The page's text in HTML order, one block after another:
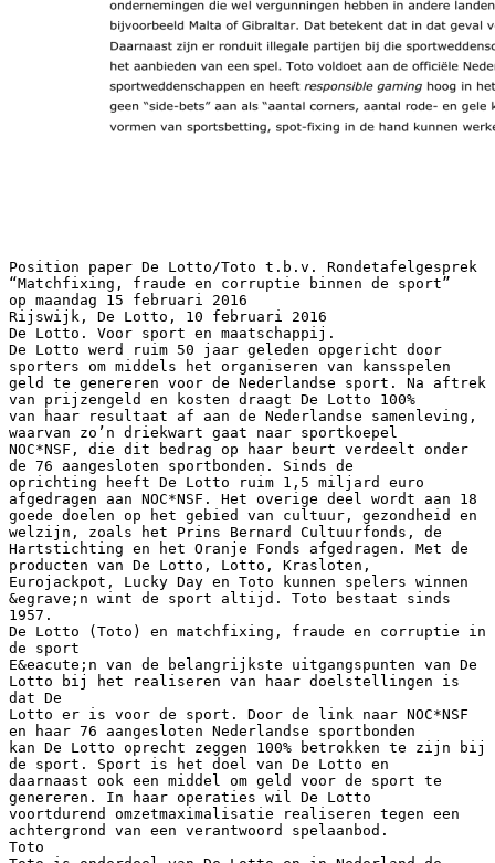
Position paper De Lotto/Toto t.b.v. Rondetafelgesprek “Matchfixing, fraude en corruptie binnen de sport” op maandag 15 februari 2016 Rijswijk, De Lotto, 10 februari 2016 De Lotto. Voor sport en maatschappij. De Lotto werd ruim 50 jaar geleden opgericht door sporters om middels het organiseren van kansspelen geld te genereren voor de Nederlandse sport. Na aftrek van prijzengeld en kosten draagt De Lotto 100% van haar resultaat af aan de Nederlandse samenleving, waarvan zo’n driekwart gaat naar sportkoepel NOC*NSF, die dit bedrag op haar beurt verdeelt onder de 76 aangesloten sportbonden. Sinds de oprichting heeft De Lotto ruim 1,5 miljard euro afgedragen aan NOC*NSF. Het overige deel wordt aan 18 goede doelen op het gebied van cultuur, gezondheid en welzijn, zoals het Prins Bernard Cultuurfonds, de Hartstichting en het Oranje Fonds afgedragen. Met de producten van De Lotto, Lotto, Krasloten, Eurojackpot, Lucky Day en Toto kunnen spelers winnen &egrave;n wint de sport altijd. Toto bestaat sinds 1957. De Lotto (Toto) en matchfixing, fraude en corruptie in de sport E&eacute;n van de belangrijkste uitgangspunten van De Lotto bij het realiseren van haar doelstellingen is dat De Lotto er is voor de sport. Door de link naar NOC*NSF en haar 76 aangesloten Nederlandse sportbonden kan De Lotto oprecht zeggen 100% betrokken te zijn bij de sport. Sport is het doel van De Lotto en daarnaast ook een middel om geld voor de sport te genereren. In haar operaties wil De Lotto voortdurend omzetmaximalisatie realiseren tegen een achtergrond van een verantwoord spelaanbod. Toto Toto is onderdeel van De Lotto en in Nederland de enige partij met een vergunning van de overheid om sportweddenschappen aan te bieden. In Nederland is er nog geen wetgeving op het gebied van online gaming, waardoor online gaming in Nederland niet toegestaan is. De Lotto heeft in haar vergunning toestemming om haar kansspelen ook via e-commercie aan te bieden, wat betekent dat De Lotto internet mag gebruiken als aanvullend verkoopkanaal voor het aanbod in de winkel (Krasloten uitgesloten). Dat geldt ook voor Toto. Alle andere aanbieders van sportweddenschappen die zich (via internet) op de Nederlandse markt richten, doen dit zonder vergunning. Veelal gaat het om internationale ondernemingen die wel vergunningen hebben in andere landen. Deze ondernemingen opereren vanuit bijvoorbeeld Malta of Gibraltar. Dat betekent dat in dat geval veel geld wegvloeit uit Nederland. Daarnaast zijn er ronduit illegale partijen bij die sportweddenschappen gebruiken voor andere doelen dan het aanbieden van een spel. Toto voldoet aan de offici&euml;le Nederlandse regelgeving op het gebied van sportweddenschappen en heeft responsible gaming hoog in het vaandel staan. Toto biedt bijvoorbeeld geen “side-bets” aan als “aantal corners, aantal rode- en gele kaarten, minuut 1e inworp etc. omdat deze vormen van sportsbetting, spot-fixing in de hand kunnen werken. Dit is een vorm waarbij een fixer een 1 regeling met een speler probeert te treffen op de uitkomst van specifiek actie in de wedstrijd. Ook kun je bij Toto niet wedden op wedstrijden met amateursporters of op voetbalwedstrijden uit de Nederlandse Topklasse. Toto bepaalt op basis van een aantal argumenten om sporten wel of niet aan te bieden, afwegingen die gemaakt worden zijn:  Is de sport commercieel aantrekkelijk en aantrekkelijk voor de speler om geld in te zetten op uitslagen?  Is de sport financieel gezond en zitten sporters in een kwetsbare positie waardoor zij misbruikt kunnen worden voor matchfixing?  Hebben wij de kennis en knowhow in huis om passende quoteringen te bepalen?  Kunnen we be&iuml;nvloedbare wedopties uitsluiten?  Heeft De Lotto belang of betrokkenheid bij een gesponsorde sportploegen (dus geen wielrennen vanwege Team LottoNL-Jumbo). Voor De Lotto/Toto is een belangrijk uitgangspunt: het voorspellen van wedstrijduitslagen, het spelen van Toto, doe je voor je plezier. Quoteringen, de procentuele winst- en uitkeringskansen van spelers bij bepaalde inzetten, zijn bij Toto de laatste jaren steeds scherper geworden. Daardoor kunnen spelers ook bij Toto forse prijzen winnen. Het bepalen van de quoteringen is complex. Inleggen van spelers worden 24/7 gemonitord. Indien we afwijkend spelgedrag waarnemen (hoge inleg op een bepaalde wedstrijd of afwijkende uitslag), kunnen wij besluiten de inleg (tijdelijk) stop/stil te zetten/leggen. Om de integriteit van haar kansspelen te bewaken werkt De Lotto/Toto wereldwijd nauw samen met haar buitenlandse collega’s in het Global Lotteries Monitoring System (GLMS). Dit systeem signaleert mogelijke onregelmatigheden in het gokgedrag op voetbalwedstrijden. Bij onregelmatigheden wordt dit gemeld bij de FIFA, UEFA (in het geval van voetbal), IOC of bij de nationale- sportbonden en kansspelautoriteiten. Toto levert geen bewijs voor onrechtmatige daden/criminele activiteiten, maar geeft wel signalen af op basis waarvan onderzoek hiernaar kan worden gestart. Responsible gaming Als vergunninghouder ziet De Lotto het als haar taak om de integriteit van haar kansspelen te bewaken en binnen de wettelijke kaders op een betrouwbare manier haar kansspelen; Lotto, Toto, Lucky Day, Eurojackpot en Krasloten aan te bieden. Voor alle producten van De Lotto geldt dat ze niet mogen worden verkocht aan spelers onder de 18 jaar. Om dit extra zichtbaar te maken voert De Lotto op haar consumentenuitingen een 18+ logo. Daarnaast worden retailers van materialen, tips en trics voorzien hoe zij op een verantwoorde manier hun producten kunnen verkopen 2 Matchfixing Matchfixing is niet nieuw. Recentelijk zijn nieuwe gevallen in het nieuws gekomen, maar de eerste bekende gevallen en veroordelingen dateren al uit 1915 toen Manchester United tegen Liverpool speelde en spelers de uitslag manipuleerden en 1918 toen spelers van Chicago White Sox in opdracht van fixers een heel seizoen in baseball manipuleerden. De Lotto is verheugd dat de overheid de afgelopen jaren meer aandacht heeft voor matchfixing, fraude en corruptie binnen de sport. En ook maatregelen heeft genomen om deze problemen aan te pakken. Tot de eerste hoorzitting van de Tweede Kamer vond De Lotto weinig gehoor bij Nederlandse instanties en autoriteiten over dit dossier. Matchfixing en fraude in welke vorm dan ook brengt de sport in diskrediet. Escalatie dient voorkomen te worden. Oplossingen en houdbare maatregelen zijn alleen succesvol wanneer (alle) betrokken partijen gezamenlijk en intensief met elkaar samenwerken. De aandacht die er nu voor is en het instellen van het Nationaal Platform Matchfixing (waar De Lotto zitting in heeft), maakt het mogelijk dat betrokken partijen nu gezamenlijk aan tafel zitten om het probleem te bespreken en maatregelen te treffen. Integer aanbod Bij de introductie door De Lotto van het zogenaamde fixed odds betting in 1992 (het product heette toen Toto-Select) werd al door buitenlandse partijen gewaarschuwd dat het spel gebruikt kan worden voor frauduleuze doeleinden. En dat dit met name in lagere divisies voorkwam. Hier werden spelers omgekocht om wedstrijden ten gunste van matchfixers te be&iuml;nvloeden.  De Lotto heeft vervolgens afspraken gemaakt met KNVB (begin jaren negentig) om verdachte wedpatronen te melden. Andersom raadpleegde KNVB De Lotto in het geval er sprake was van verdachte omstandigheden op de voetbalvelden.  De Lotto was, samen met het Deense Danske Spil, in 1999 initiatiefnemer van een internationaal monitoringssysteem voor verdachte wedpatronen.  De Lotto stond ook aan de basis van professionalisering van een monitoringsysteem onder de vlag van European Lotteries, EL (De Overkoepelende Europese organisatie van nationale loterijen). Dit resulteerde in 2009 in de European Loteries Monitoring Systeem (ELMS), een monitoring systeem voor onregelmatige wedpatronen in de sport.  Aangezien matchfixing een wereldwijd probleem is, en de oorzaak voor een groot deel in Azi&euml; ligt, is in 2015 ELMS samen met de World Lottery Association, WLA (Overkoepelende organisatie van nationale loterijen over de hele wereld) getransformeerd in the Global Lottery Monitoring System (GLMS). De Lotto staat hierbij aan de basis van de ontwikkeling van het operationele plan.  De Lotto levert de voorzitter van de European Lotteries Sport Working Group, die - betrokken is geweest als waarnemer bij de totstandkoming van de EPAS conventie van de Raad van Europa, 3 - een gedragscode heeft geschreven voor loterijen die lid zijn van EL, waarin omschreven is wat geaccepteerd is in het aanbod en die gebaseerd is op bescherming van de consument, het tegen gaan van fraude en het beschermen van de integriteit, - internationale seminars organiseert waarin Integriteit/matchfixing &eacute;&eacute;n van de belangrijkste onderwerpen is,  De Lotto is lid van het Nationaal Platform Matchfixing.  De Lotto werkt met verkooplimieten voor spelers en omzetlimieten voor winkeliers.  De Lotto is een gedragscode overeengekomen met haar winkeliers om onmatige deelname te bestrijden.  De Lotto monitort iedere euro die binnenkomt en neemt maatregelen als de inzet onmatig is of onregelmatig wordt ingezet.  De Lotto heeft afspraken gemaakt met diverse sportorganisaties om onregelmatigheden te melden of meldt deze op basis van eigen initiatief.  De Lotto draagt bij aan educatieve programma’s of presentaties voor sporters, coaches en scheidsrechters om integriteit in de sport te bevorderen. Welke aanvullende maatregelen stelt De Lotto nu voor? Kansspelvergunninghouders kunnen als organisatie slechts signalen afgeven die kunnen leiden tot bewijs van gefixte wedstrijden. Zij zijn geen opsporingsinstanties en daarnaast gebonden aan wettelijke privacyregels. In de wetenschap dat er al diverse maatregelen worden genomen stelt De Lotto een aantal extra maatregelen voor om iedere vorm van matchfixing tegen te gaan:  Het spelaanbod moet zo weinig mogelijk gelegenheid bieden tot het fixen van wedstrijden door: - Uitsluiting van mogelijkheden o